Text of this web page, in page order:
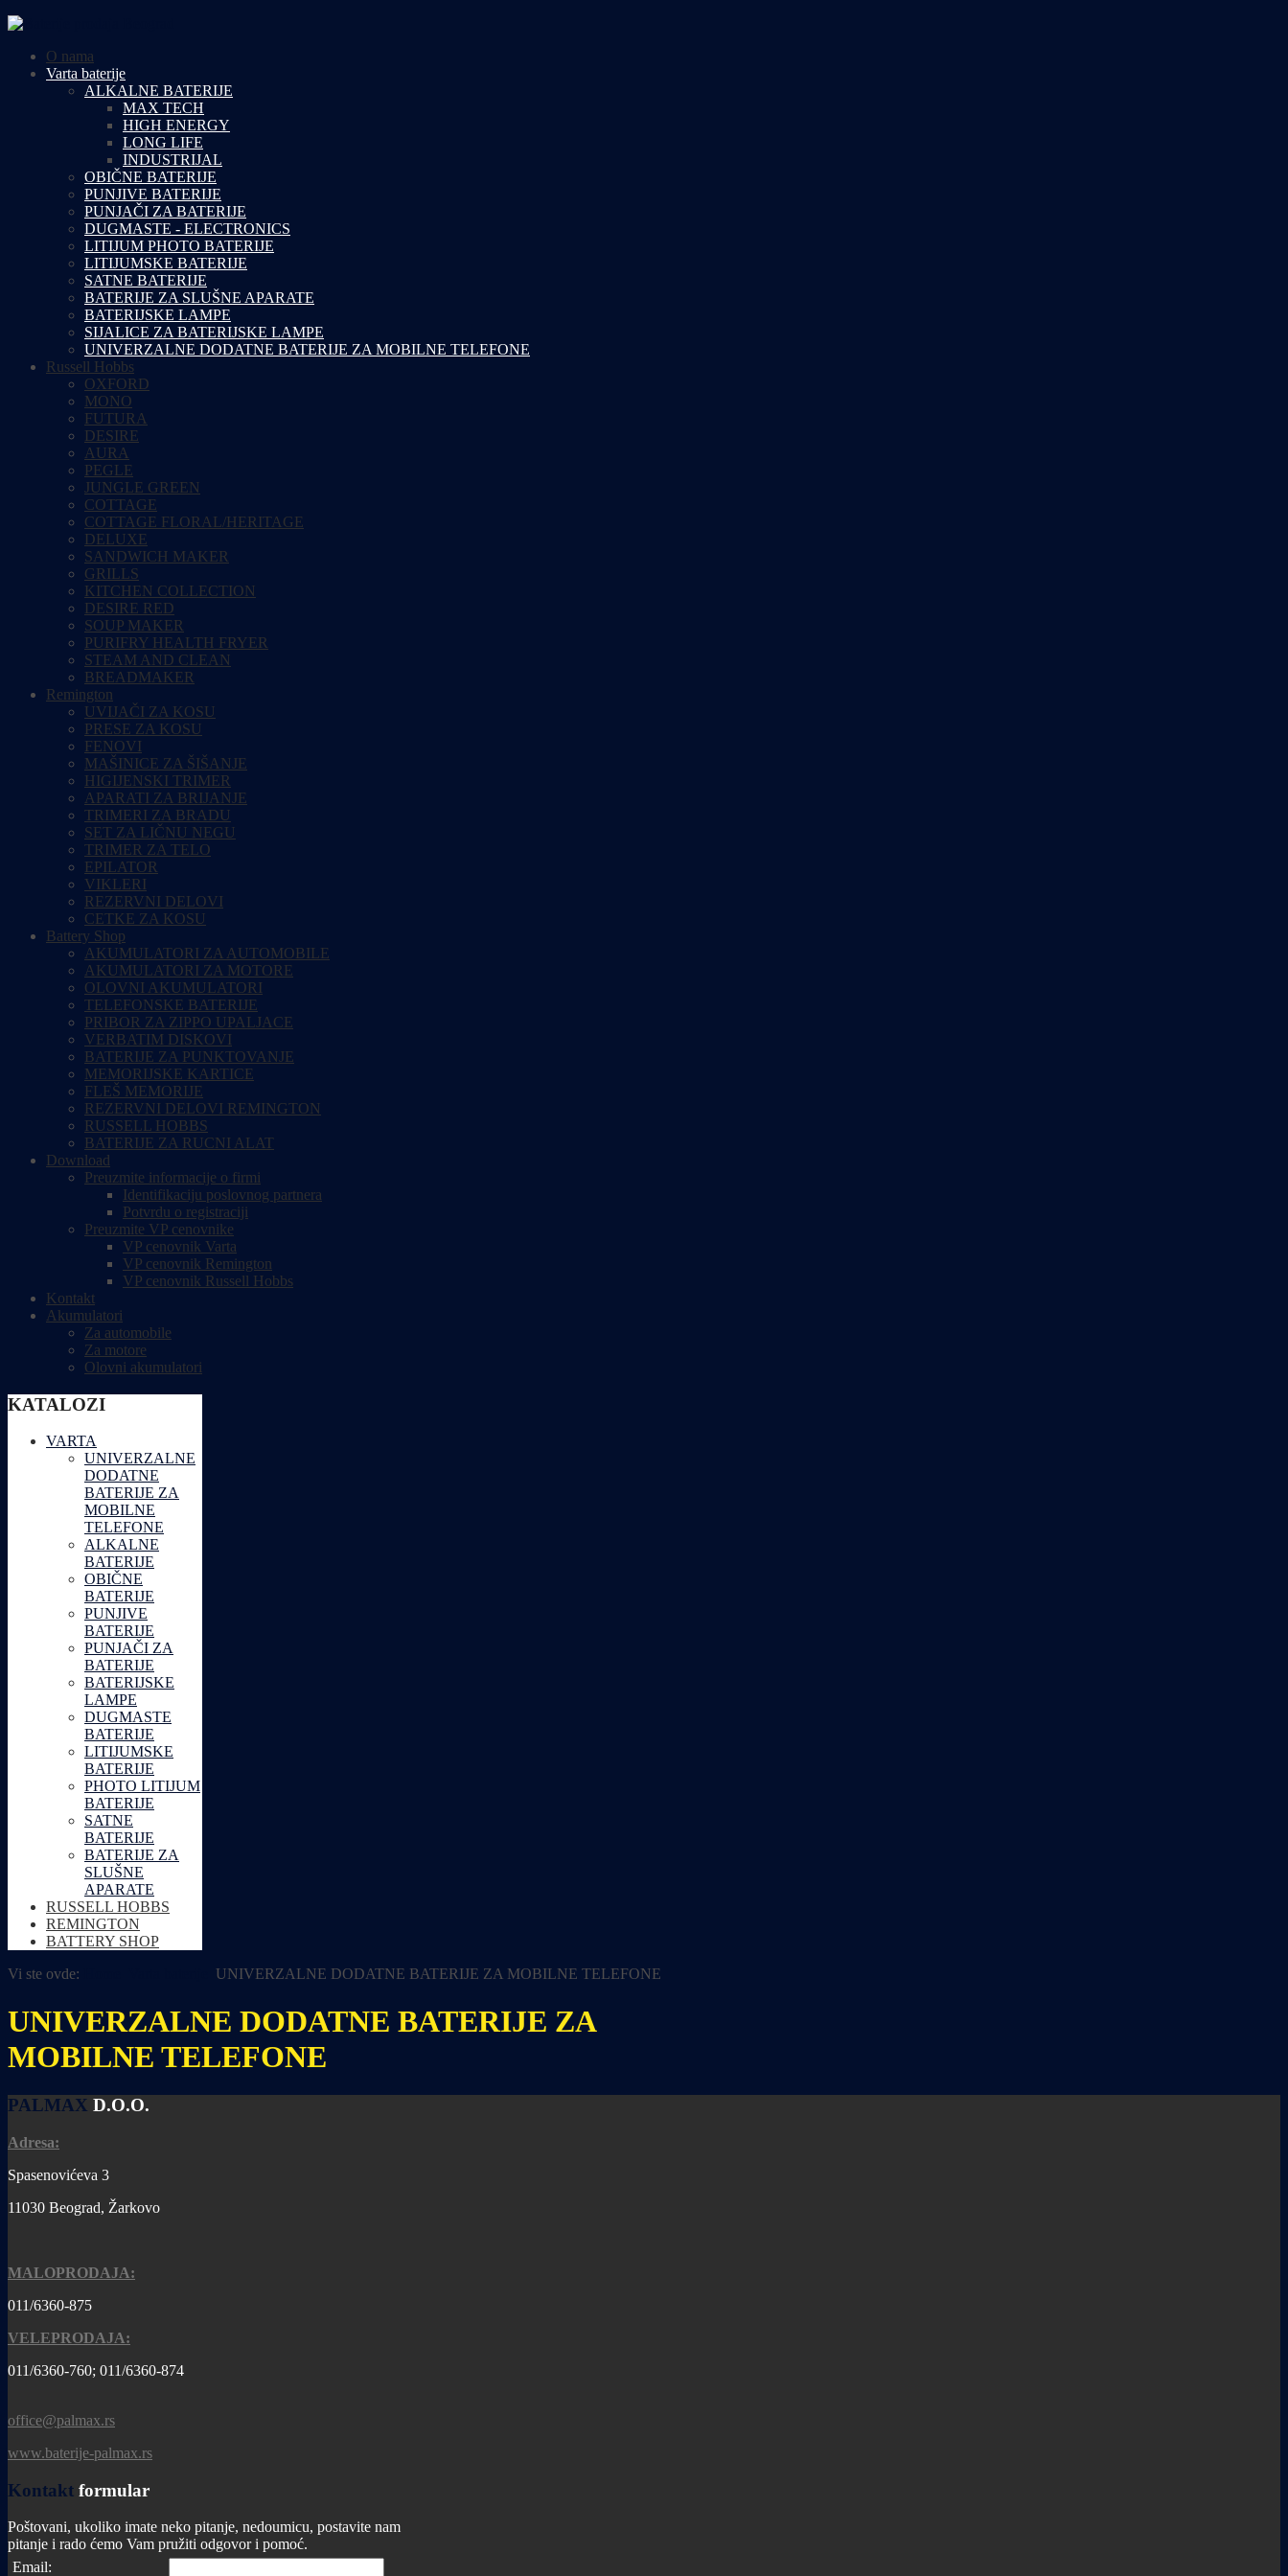
O nama
Varta baterije
ALKALNE BATERIJE
MAX TECH
HIGH ENERGY
LONG LIFE
INDUSTRIJAL
OBIČNE BATERIJE
PUNJIVE BATERIJE
PUNJAČI ZA BATERIJE
DUGMASTE - ELECTRONICS
LITIJUM PHOTO BATERIJE
LITIJUMSKE BATERIJE
SATNE BATERIJE
BATERIJE ZA SLUŠNE APARATE
BATERIJSKE LAMPE
SIJALICE ZA BATERIJSKE LAMPE
UNIVERZALNE DODATNE BATERIJE ZA MOBILNE TELEFONE
Russell Hobbs
OXFORD
MONO
FUTURA
DESIRE
AURA
PEGLE
JUNGLE GREEN
COTTAGE
COTTAGE FLORAL/HERITAGE
DELUXE
SANDWICH MAKER
GRILLS
KITCHEN COLLECTION
DESIRE RED
SOUP MAKER
PURIFRY HEALTH FRYER
STEAM AND CLEAN
BREADMAKER
Remington
UVIJAČI ZA KOSU
PRESE ZA KOSU
FENOVI
MAŠINICE ZA ŠIŠANJE
HIGIJENSKI TRIMER
APARATI ZA BRIJANJE
TRIMERI ZA BRADU
SET ZA LIČNU NEGU
TRIMER ZA TELO
EPILATOR
VIKLERI
REZERVNI DELOVI
CETKE ZA KOSU
Battery Shop
AKUMULATORI ZA AUTOMOBILE
AKUMULATORI ZA MOTORE
OLOVNI AKUMULATORI
TELEFONSKE BATERIJE
PRIBOR ZA ZIPPO UPALJACE
VERBATIM DISKOVI
BATERIJE ZA PUNKTOVANJE
MEMORIJSKE KARTICE
FLEŠ MEMORIJE
REZERVNI DELOVI REMINGTON
RUSSELL HOBBS
BATERIJE ZA RUCNI ALAT
Download
Preuzmite informacije o firmi
Identifikaciju poslovnog partnera
Potvrdu o registraciji
Preuzmite VP cenovnike
VP cenovnik Varta
VP cenovnik Remington
VP cenovnik Russell Hobbs
Kontakt
Akumulatori
Za automobile
Za motore
Olovni akumulatori
KATALOZI
VARTA
UNIVERZALNE
DODATNE
BATERIJE ZA
MOBILNE
TELEFONE
ALKALNE
BATERIJE
OBIČNE
BATERIJE
PUNJIVE
BATERIJE
PUNJAČI ZA
BATERIJE
BATERIJSKE
LAMPE
DUGMASTE
BATERIJE
LITIJUMSKE
BATERIJE
PHOTO LITIJUM
BATERIJE
SATNE
BATERIJE
BATERIJE ZA
SLUŠNE
APARATE
RUSSELL HOBBS
REMINGTON
BATTERY SHOP
Vi ste ovde:
UNIVERZALNE DODATNE BATERIJE ZA MOBILNE TELEFONE
UNIVERZALNE DODATNE BATERIJE ZA
MOBILNE TELEFONE
PALMAX D.O.O.
Adresa:
Spasenovićeva 3
11030 Beograd, Žarkovo
MALOPRODAJA:
011/6360-875
VELEPRODAJA:
011/6360-760; 011/6360-874
office@palmax.rs
www.baterije-palmax.rs
Kontakt formular
Poštovani, ukoliko imate neko pitanje, nedoumicu, postavite nam
pitanje i rado ćemo Vam pružiti odgovor i pomoć.
Email: